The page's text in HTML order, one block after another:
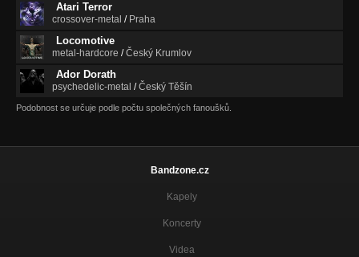
Atari Terror
crossover-metal / Praha
Locomotive
metal-hardcore /Český Krumlov
Ador Dorath
psychedelic-metal /Český Těšín
Podobnost se určuje podle počtu společných fanoušků.
Bandzone.cz
Kapely
Koncerty
Videa